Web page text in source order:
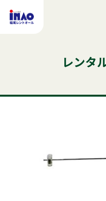
ご利用シーン
はじめての方へ
新着情報
テントテーブル発電機クーラ
レンタ